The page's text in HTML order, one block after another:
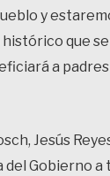
y
que
a
Jesús
Gobierno a